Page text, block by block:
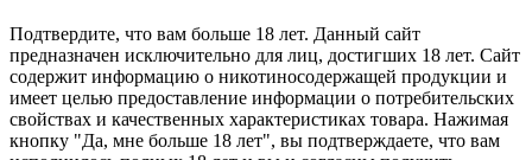
Подтвердите, что вам больше 18 лет. Данный сайт
предназначен исключительно для лиц, достигших 18 лет. Сайт
содержит информацию о никотиносодержащей продукции и
имеет целью предоставление информации о потребительских
свойствах и качественных характеристиках товара. Нажимая
кнопку "Да, мне больше 18 лет", вы подтверждаете, что вам